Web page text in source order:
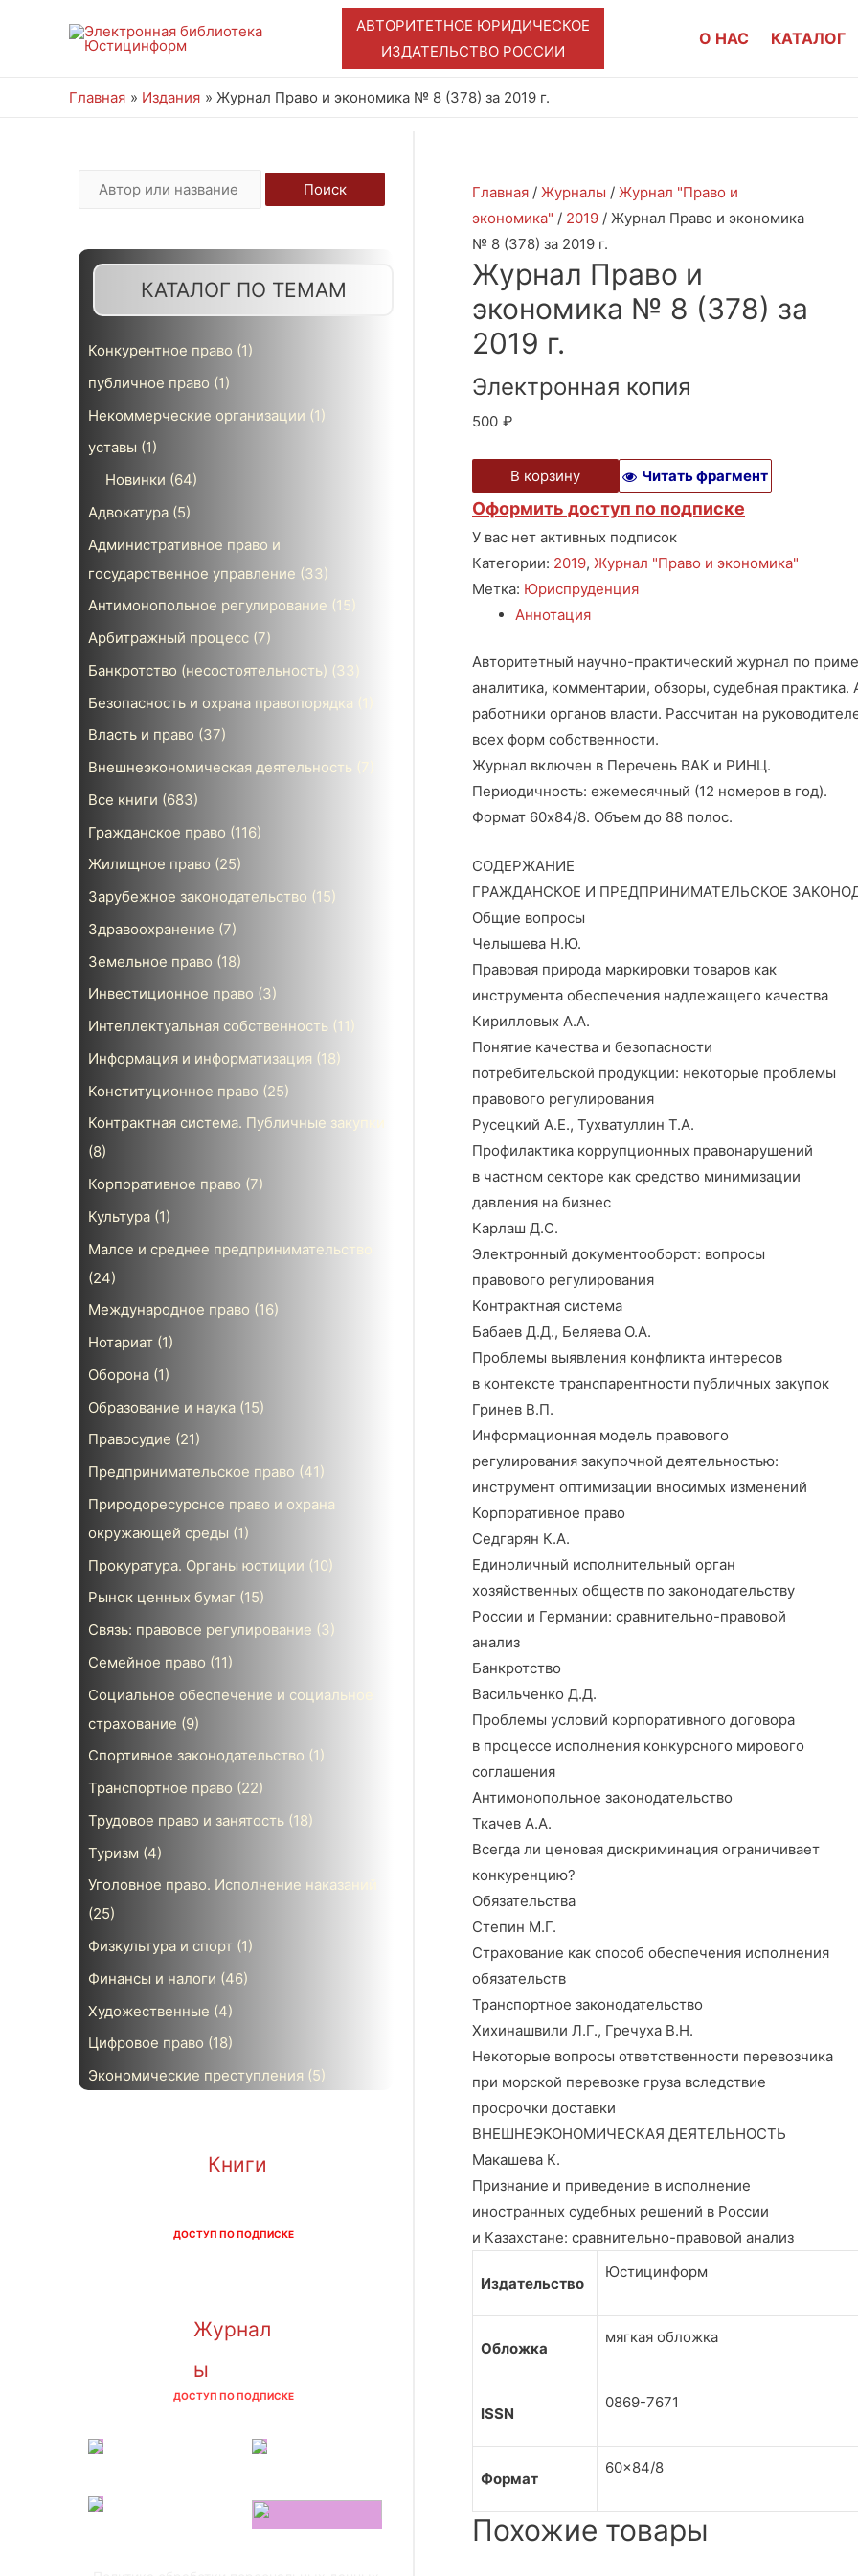
АВТОРИТЕТНОЕ ЮРИДИЧЕСКОЕ
ИЗДАТЕЛЬСТВО РОССИИ
О НАС КАТАЛОГ
Главная Издания Журнал Право и экономика № 8 (378) за 2019 г.
Поиск
КАТАЛОГ ПО ТЕМАМ
Конкурентное право (1)
публичное право (1)
Некоммерческие организации (1)
уставы (1)
Новинки (64)
Адвокатура (5)
Административное право и
государственное управление (33)
Антимонопольное регулирование (15)
Арбитражный процесс (7)
Банкротство (несостоятельность) (33)
Безопасность и охрана правопорядка
Власть и право (37)
Внешнеэкономическая деятельность
Все книги (683)
Гражданское право (116)
Жилищное право (25)
Зарубежное законодательство (15)
Здравоохранение (7)
Земельное право (18)
Инвестиционное право (3)
Интеллектуальная собственность (11)
Информация и информатизация (18)
Конституционное право (25)
Контрактная система. Публичные закупки
(8)
Корпоративное право (7)
Культура (1)
Малое и среднее предпринимательство
(24)
Международное право (16)
Нотариат (1)
Оборона (1)
Образование и наука (15)
Правосудие (21)
Предпринимательское право (41)
Природоресурсное право и охрана
окружающей среды (1)
Прокуратура. Органы юстиции (10)
Рынок ценных бумаг (15)
Связь: правовое регулирование (3)
Семейное право (11)
Социальное обеспечение и социальное
страхование (9)
Спортивное законодательство (1)
Транспортное право (22)
Трудовое право и занятость (18)
Туризм (4)
Уголовное право. Исполнение наказаний
(25)
Физкультура и спорт (1)
Финансы и налоги (46)
Художественные (4)
Цифровое право (18)
Экономические преступления (5)
Книги
ДОСТУП ПО ПОДПИСКЕ
Журнал
ы
ДОСТУП ПО ПОДПИСКЕ
Главная / Журналы / Журнал "Право и
экономика" / 2019 / Журнал Право и экономика
№ 8 (378) за 2019 г.
Журнал Право и
экономика № 8 (378) за
2019 г.
Электронная копия
500 ₽
В корзину Читать фрагмент
Оформить доступ по подписке
У вас нет активных подписок
Категории: 2019, Журнал "Право и экономика"
Метка: Юриспруденция
Аннотация
Авторитетный научно-практический журнал по
аналитика, комментарии, обзоры, судебная
работники органов власти. Рассчитан на
всех форм собственности.
Журнал включен в Перечень ВАК и РИНЦ.
Периодичность: ежемесячный (12 номеров в год).
Формат 60х84/8. Объем до 88 полос.
СОДЕРЖАНИЕ
ГРАЖДАНСКОЕ И ПРЕДПРИНИМАТЕЛЬСКОЕ
Общие вопросы
Челышева Н.Ю.
Правовая природа маркировки товаров как
инструмента обеспечения надлежащего качества
Кирилловых А.А.
Понятие качества и безопасности
потребительской продукции: некоторые проблемы
правового регулирования
Русецкий А.Е., Тухватуллин Т.А.
Профилактика коррупционных правонарушений
в частном секторе как средство минимизации
давления на бизнес
Карлаш Д.С.
Электронный документооборот: вопросы
правового регулирования
Контрактная система
Бабаев Д.Д., Беляева О.А.
Проблемы выявления конфликта интересов
в контексте транспарентности публичных закупок
Гринев В.П.
Информационная модель правового
регулирования закупочной деятельностью:
инструмент оптимизации вносимых изменений
Корпоративное право
Седгарян К.А.
Единоличный исполнительный орган
хозяйственных обществ по законодательству
России и Германии: сравнительно-правовой
анализ
Банкротство
Васильченко Д.Д.
Проблемы условий корпоративного договора
в процессе исполнения конкурсного мирового
соглашения
Антимонопольное законодательство
Ткачев А.А.
Всегда ли ценовая дискриминация ограничивает
конкуренцию?
Обязательства
Степин М.Г.
Страхование как способ обеспечения исполнения
обязательств
Транспортное законодательство
Хихинашвили Л.Г., Гречуха В.Н.
Некоторые вопросы ответственности перевозчика
при морской перевозке груза вследствие
просрочки доставки
ВНЕШНЕЭКОНОМИЧЕСКАЯ ДЕЯТЕЛЬНОСТЬ
Макашева К.
Признание и приведение в исполнение
иностранных судебных решений в России
и Казахстане: сравнительно-правовой анализ
Издательство
Юстицинформ
Обложка
мягкая обложка
ISSN
0869-7671
Формат
60×84/8
Похожие товары